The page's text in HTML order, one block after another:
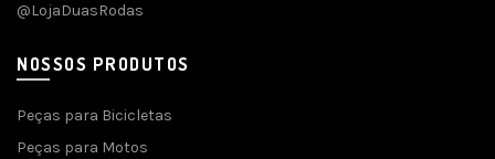
@LojaDuasRodas
NOSSOS PRODUTOS
Peças para Bicicletas
Peças para Motos